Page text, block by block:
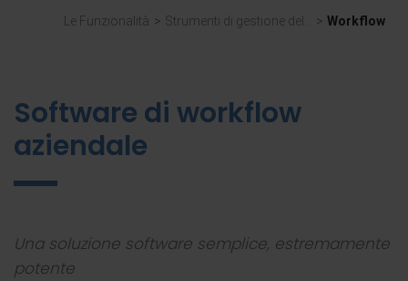
Le Funzionalità > Strumenti di gestione del... > Workflow
Software di workflow
aziendale
Una soluzione software semplice, estremamente
potente